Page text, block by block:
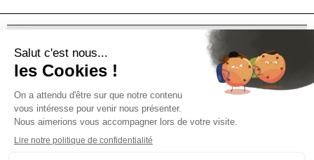
PRODUITS
ESPACE PROFESSIONNEL
PRESSE